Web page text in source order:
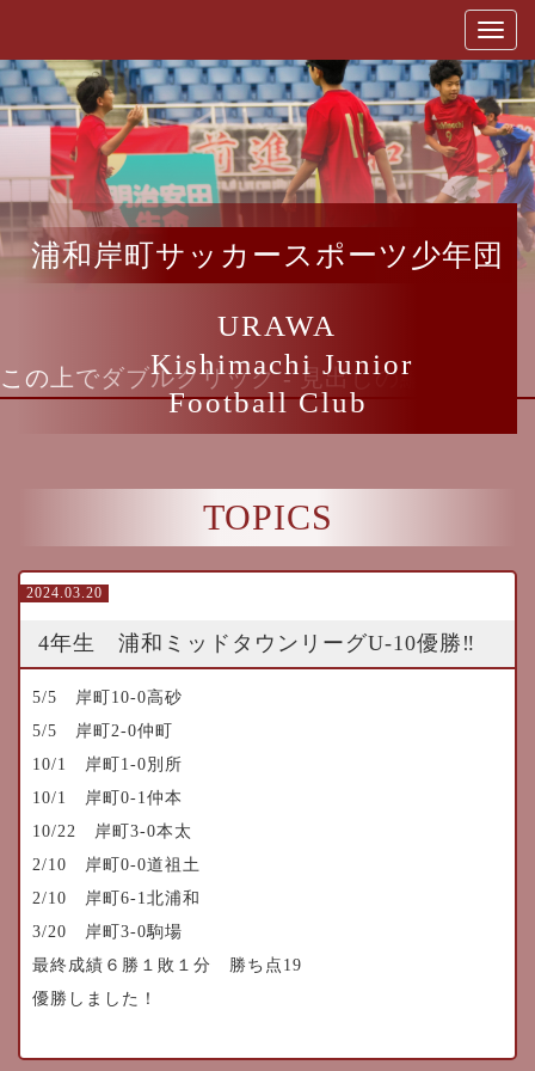
浦和岸町サッカースポーツ少年団
URAWA
Kishimachi Junior
Football Club
この上でダブルクリック - 見出しの編集
TOPICS
2024.03.20
4年生 浦和ミッドタウンリーグU-10優勝‼
5/5 岸町10-0高砂
5/5 岸町2-0仲町
10/1 岸町1-0別所
10/1 岸町0-1仲本
10/22 岸町3-0本太
2/10 岸町0-0道祖土
2/10 岸町6-1北浦和
3/20 岸町3-0駒場
最終成績６勝１敗１分 勝ち点19
優勝しました！